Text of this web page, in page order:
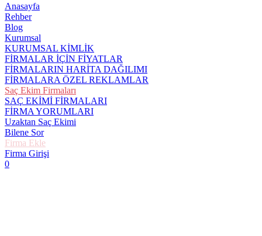
Anasayfa
Rehber
Blog
Kurumsal
KURUMSAL KİMLİK
FİRMALAR İÇİN FİYATLAR
FİRMALARIN HARİTA DAĞILIMI
FİRMALARA ÖZEL REKLAMLAR
Saç Ekim Firmaları
SAÇ EKİMİ FİRMALARI
FİRMA YORUMLARI
Uzaktan Saç Ekimi
Bilene Sor
Firma Ekle
Firma Girişi
0